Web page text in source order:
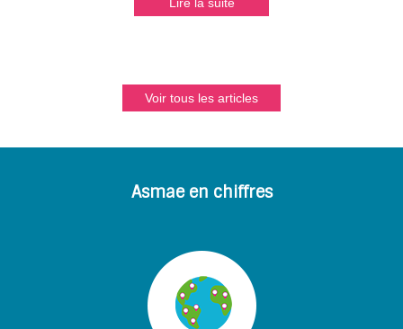
Voir tous les articles
Asmae en chiffres